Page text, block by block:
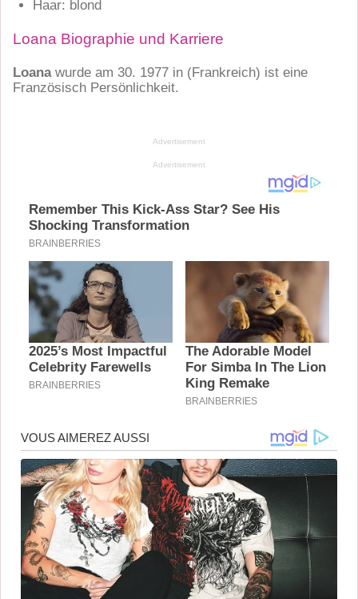
Haar: blond
Loana Biographie und Karriere
Loanawurde am 30. 1977 in (Frankreich) ist eine
Französisch Persönlichkeit.
Advertisement
Advertisement